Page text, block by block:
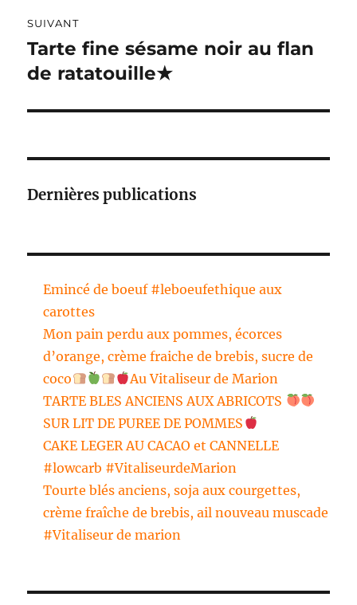
SUIVANT
Publication
suivante :
Tarte fine sésame noir au flan
de ratatouille★
Dernières publications
Emincé de boeuf #leboeufethique aux
carottes
Mon pain perdu aux pommes, écorces
d’orange, crème fraiche de brebis, sucre de
coco
Au Vitaliseur de Marion
TARTE BLES ANCIENS AUX ABRICOTS
SUR LIT DE PUREE DE POMMES
CAKE LEGER AU CACAO et CANNELLE
#lowcarb #VitaliseurdeMarion
Tourte blés anciens, soja aux courgettes,
crème fraîche de brebis, ail nouveau muscade
#Vitaliseur de marion